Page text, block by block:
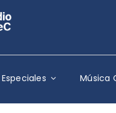
en vivo
Especiales Música